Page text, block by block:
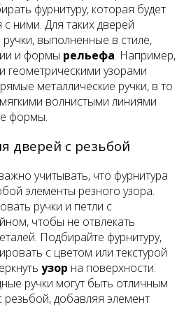
фурнитуру, которая будет
ними. Для таких дверей
выполненные в стиле,
и формы рельефа. Например,
геометрическими узорами
металлические ручки, в то
волнистыми линиями
формы.
дверей с резьбой
учитывать, что фурнитура
элементы резного узора.
ручки и петли с
чтобы не отвлекать
Подбирайте фурнитуру,
с цветом или текстурой
узор на поверхности.
ручки могут быть отличным
резьбой, добавляя элемент